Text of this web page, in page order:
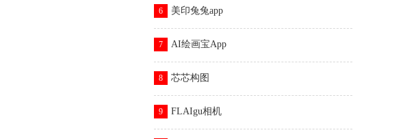
6 美印兔兔app
7 AI绘画宝App
8 芯芯构图
9 FLAIgu相机